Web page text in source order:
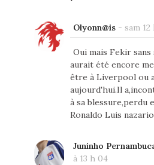
Olyonn@is- sam 12
Oui mais Fekir sans
aurait été encore
être à Liverpool ou
aujourd'hui.Il
à sa blessure,perdu
Ronaldo Luis
Juninho
à 13 h 04